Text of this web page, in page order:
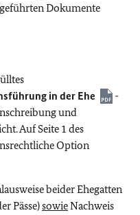
Dokumente
in der Ehe
-
und
Auf Seite 1 des
Option
beider Ehegatten
Pässe)sowieNachweis